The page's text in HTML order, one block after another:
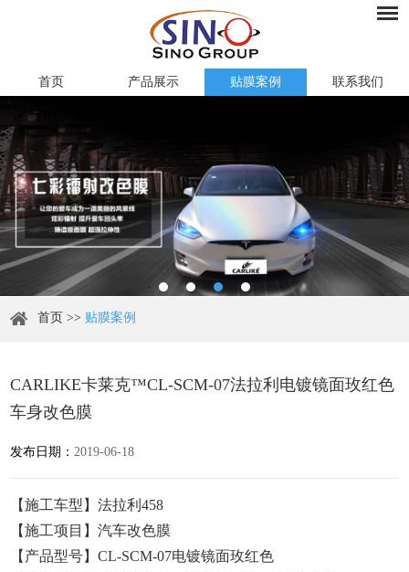
首页 产品展示 贴膜案例 联系我们
首页 >> 贴膜案例
CARLIKE卡莱克™CL-SCM-07法拉利电镀镜面玫红色
车身改色膜
发布日期： 2019-06-18
【施工车型】法拉利458
【施工项目】汽车改色膜
【产品型号】CL-SCM-07电镀镜面玫红色